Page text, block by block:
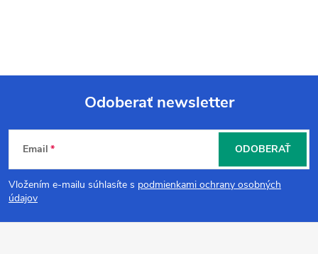
Z
á
p
Odoberať newsletter
Email
Vložením e-mailu súhlasíte s podmienkami ochrany osobných
údajov
ODOBERAŤ